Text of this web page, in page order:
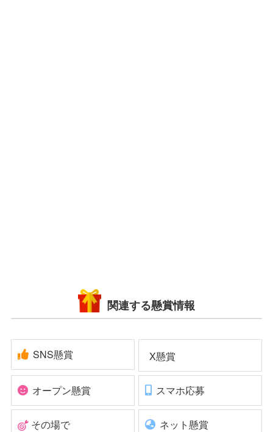
関連する懸賞情報
SNS懸賞 X懸賞
オープン懸賞 スマホ応募
その場で ネット懸賞